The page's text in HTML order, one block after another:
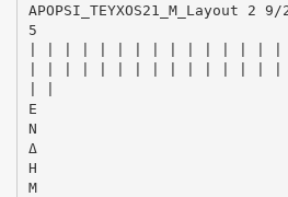
APOPSI_TEYXOS21_M_Layout 2
5
| | | | | | | | | | | | | | | |
Ε
Ν
Δ
Η
Μ